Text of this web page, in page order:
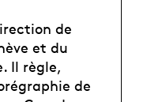
de
et du
Il règle,
de